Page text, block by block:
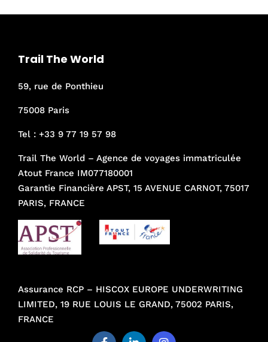
Trail The World
59, rue de Ponthieu
75008 Paris
Tel : +33 9 77 19 57 98
Trail The World – Agence de voyages immatriculée
Atout France IM077180001
Garantie Financière APST, 15 AVENUE CARNOT, 75017
PARIS, FRANCE
Assurance RCP – HISCOX EUROPE UNDERWRITING
LIMITED, 19 RUE LOUIS LE GRAND, 75002 PARIS,
FRANCE